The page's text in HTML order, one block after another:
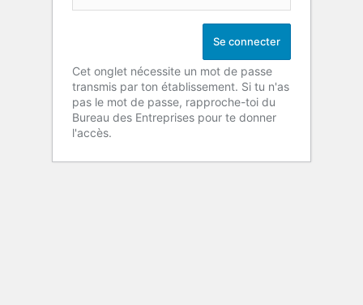
Cet onglet nécessite un mot de passe
transmis par ton établissement. Si tu n'as
pas le mot de passe, rapproche-toi du
Bureau des Entreprises pour te donner
l'accès.